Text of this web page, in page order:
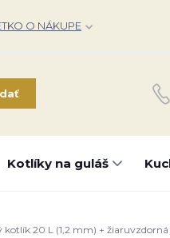
O NÁKUPE
Kotlíky na guláš
20 L (1,2 mm) +